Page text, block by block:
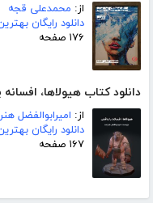
از: محمدعلی قجه
دانلود رایگان
۱۷۶ صفحه
دانلود کتاب هیولاها،
از: امیرابوالفضل
دانلود رایگان
۱۶۷ صفحه